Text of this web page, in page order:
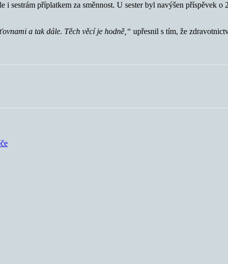
sestrám příplatkem za směnnost. U sester byl navýšen příspěvek
a tak dále. Těch věcí je hodně,“ upřesnil s tím, že